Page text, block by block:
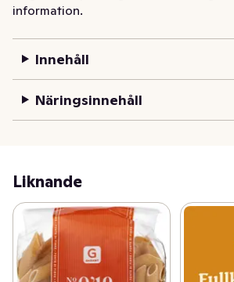
information.
Innehåll
Näringsinnehåll
Liknande